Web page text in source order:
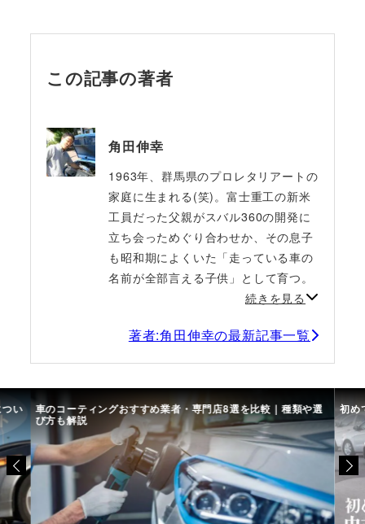
この記事の著者
角田伸幸
1963年、群馬県のプロレタリアートの
家庭に生まれる(笑)。富士重工の新米
工員だった父親がスバル360の開発に
立ち会っためぐり合わせか、その息子
も昭和期によくいた「走っている車の
名前が全部言える子供」として育つ。
続きを見る
著者:角田伸幸の最新記事一覧
い 車のコーティングおすすめ業者・専門店8選を比較｜種類や選
び方も解説
初め